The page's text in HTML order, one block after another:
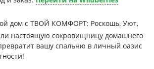
дом с ТВОЙ КОМФОРТ: Роскошь, Уют,
настоящую сокровищницу домашнего
вашу спальню в личный оазис